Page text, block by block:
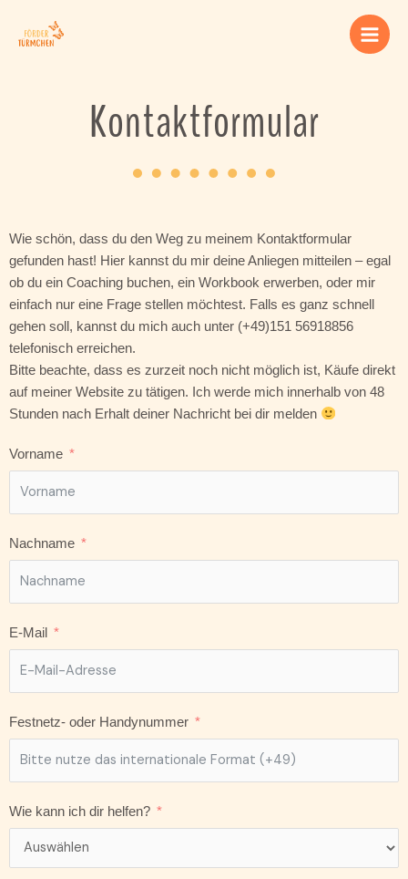
Inhalt
Kontaktformular
Wie schön, dass du den Weg zu meinem Kontaktformular
gefunden hast! Hier kannst du mir deine Anliegen mitteilen – egal
ob du ein Coaching buchen, ein Workbook erwerben, oder mir
einfach nur eine Frage stellen möchtest. Falls es ganz schnell
gehen soll, kannst du mich auch unter (+49)151 56918856
telefonisch erreichen.
Bitte beachte, dass es zurzeit noch nicht möglich ist, Käufe direkt
auf meiner Website zu tätigen. Ich werde mich innerhalb von 48
Stunden nach Erhalt deiner Nachricht bei dir melden
Vorname
Nachname
E-Mail
Festnetz- oder Handynummer
Wie kann ich dir helfen?